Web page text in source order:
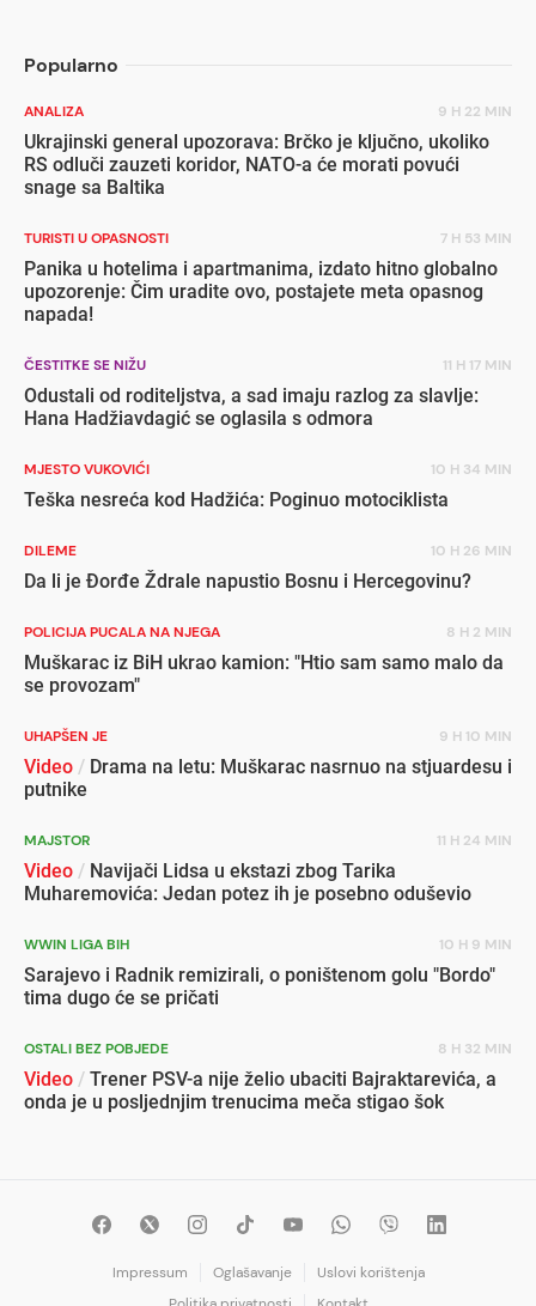
Popularno
ANALIZA 9 H 22 MIN
Ukrajinski general upozorava: Brčko je ključno, ukoliko
RS odluči zauzeti koridor, NATO-a će morati povući
snage sa Baltika
TURISTI U OPASNOSTI 7 H 53 MIN
Panika u hotelima i apartmanima, izdato hitno globalno
upozorenje: Čim uradite ovo, postajete meta opasnog
napada!
ČESTITKE SE NIŽU 11 H 17 MIN
Odustali od roditeljstva, a sad imaju razlog za slavlje:
Hana Hadžiavdagić se oglasila s odmora
MJESTO VUKOVIĆI 10 H 34 MIN
Teška nesreća kod Hadžića: Poginuo motociklista
DILEME 10 H 26 MIN
Da li je Đorđe Ždrale napustio Bosnu i Hercegovinu?
POLICIJA PUCALA NA NJEGA 8 H 2 MIN
Muškarac iz BiH ukrao kamion: "Htio sam samo malo da
se provozam"
UHAPŠEN JE 9 H 10 MIN
Video / Drama na letu: Muškarac nasrnuo na stjuardesu i
putnike
MAJSTOR 11 H 24 MIN
Video / Navijači Lidsa u ekstazi zbog Tarika
Muharemovića: Jedan potez ih je posebno oduševio
WWIN LIGA BIH 10 H 9 MIN
Sarajevo i Radnik remizirali, o poništenom golu "Bordo"
tima dugo će se pričati
OSTALI BEZ POBJEDE 8 H 32 MIN
Video / Trener PSV-a nije želio ubaciti Bajraktarevića, a
onda je u posljednjim trenucima meča stigao šok
Impressum Oglašavanje
Uslovi korištenja